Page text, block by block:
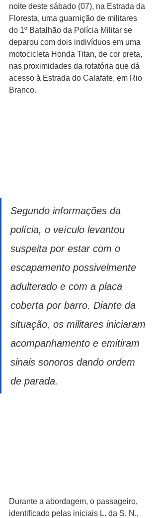
noite deste sábado (07), na Estrada da
Floresta, uma guarnição de militares
do 1º Batalhão da Polícia Militar se
deparou com dois indivíduos em uma
motocicleta Honda Titan, de cor preta,
nas proximidades da rotatória que dá
acesso à Estrada do Calafate, em Rio
Branco.
Segundo informações da
polícia, o veículo levantou
suspeita por estar com o
escapamento possivelmente
adulterado e com a placa
coberta por barro. Diante da
situação, os militares iniciaram
acompanhamento e emitiram
sinais sonoros dando ordem
de parada.
Durante a abordagem, o passageiro,
identificado pelas iniciais L. da S. N.,